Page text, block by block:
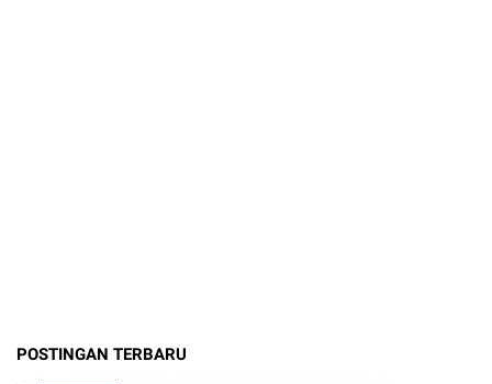
POSTINGAN TERBARU